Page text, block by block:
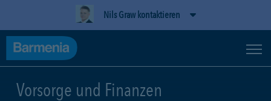
Nils Graw kontaktieren
Vorsorge und Finanzen